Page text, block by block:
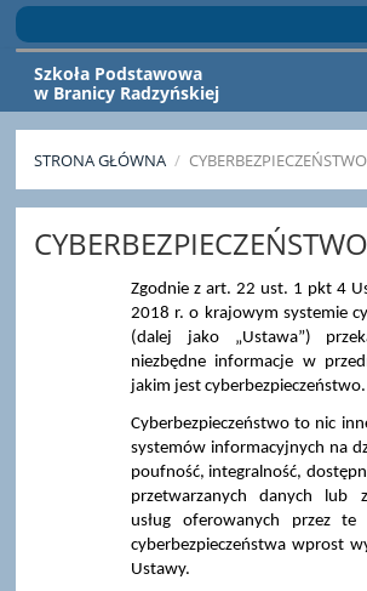
Szkoła Podstawowa
w Branicy Radzyńskiej
STRONA GŁÓWNA / CYBERBEZPIECZEŃSTWO
CYBERBEZPIECZEŃSTWO
Zgodnie z art. 22 ust. 1 pkt 4
2018 r. o krajowym systemie
(dalej jako „Ustawa”)
niezbędne informacje w
jakim jest cyberbezpieczeństwo.
Cyberbezpieczeństwo to nic
systemów informacyjnych na
poufność, integralność,
przetwarzanych danych lub
usług oferowanych przez te
cyberbezpieczeństwa wprost
Ustawy.